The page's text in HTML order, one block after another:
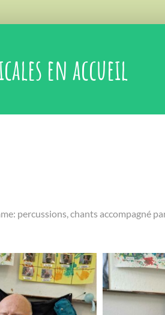
en accueil
percussions, chants accompagné